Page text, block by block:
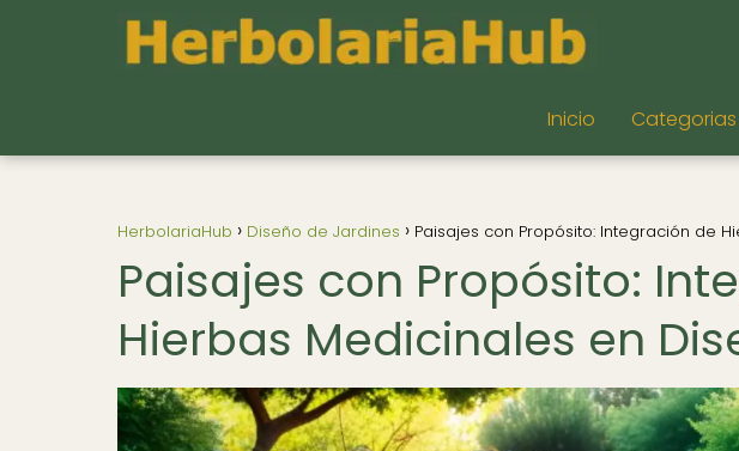
Inicio Categorias
HerbolariaHub Diseño de Jardines Paisajes con Propósito: Integración de
Paisajes con Propósito:
Hierbas Medicinales en